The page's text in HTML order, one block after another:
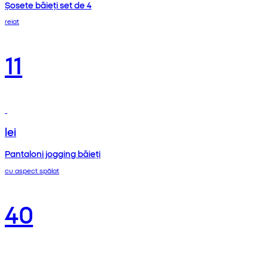
Șosete băieți set de 4
reiat
11
lei
Pantaloni jogging băieți
cu aspect spălat
40